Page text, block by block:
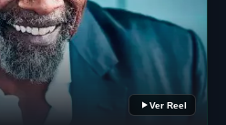
Ver Reel